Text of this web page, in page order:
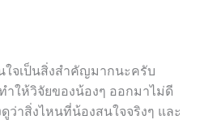
ใจเป็นสิ่งสำคัญมากนะครับ
ำให้วิจัยของน้องๆ ออกมาไม่ดี
ว่าสิ่งไหนที่น้องสนใจจริงๆ และ